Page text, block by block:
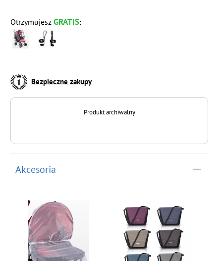
OtrzymujeszGRATIS:
Bezpieczne zakupy
Produkt archiwalny
Akcesoria